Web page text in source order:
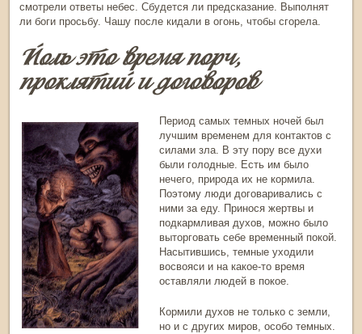
смотрели ответы небес. Сбудется ли предсказание. Выполнят
ли боги просьбу. Чашу после кидали в огонь, чтобы сгорела.
Йоль это время порч,
проклятий и договоров
Период самых темных ночей был
лучшим временем для контактов с
силами зла. В эту пору все духи
были голодные. Есть им было
нечего, природа их не кормила.
Поэтому люди договаривались с
ними за еду. Принося жертвы и
подкармливая духов, можно было
выторговать себе временный покой.
Насытившись, темные уходили
восвояси и на какое-то время
оставляли людей в покое.
Кормили духов не только с земли,
но и с других миров, особо темных.